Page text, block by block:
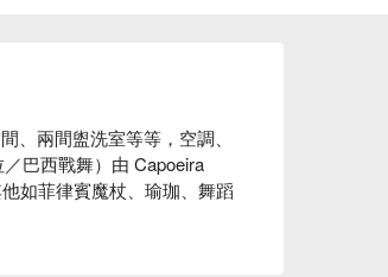
、兩間盥洗室等等，空調、
巴西戰舞）由 Capoeira
如菲律賓魔杖、瑜珈、舞蹈